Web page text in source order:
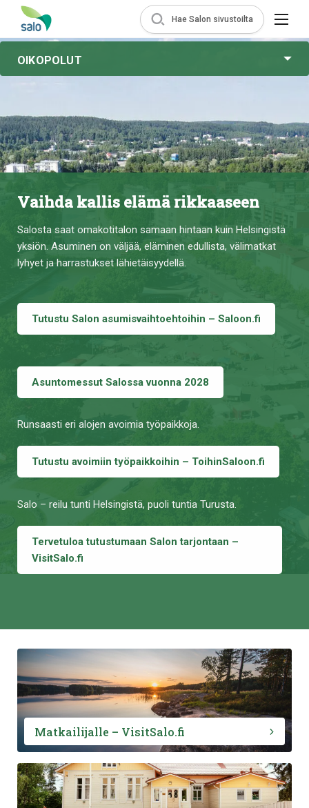
Hae Salon sivustoilta
Vaihda kallis elämä rikkaaseen
Salosta saat omakotitalon samaan hintaan kuin Helsingistä
yksiön. Asuminen on väljää, eläminen edullista, välimatkat
lyhyet ja harrastukset lähietäisyydellä.
Tutustu Salon asumisvaihtoehtoihin – Saloon.fi
Asuntomessut Salossa vuonna 2028
Runsaasti eri alojen avoimia työpaikkoja.
Tutustu avoimiin työpaikkoihin – ToihinSaloon.fi
Salo – reilu tunti Helsingistä, puoli tuntia Turusta.
Tervetuloa tutustumaan Salon tarjontaan –
VisitSalo.fi
OIKOPOLUT
Matkailijalle – VisitSalo.fi